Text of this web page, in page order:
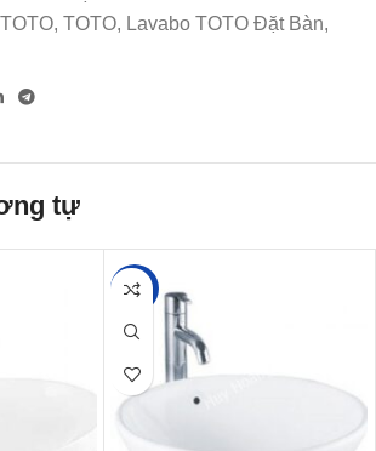
TOTO, Lavabo TOTO Đặt Bàn,
tự
-20%